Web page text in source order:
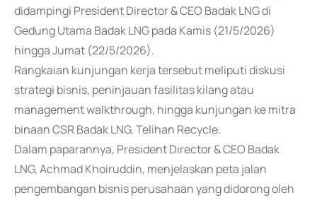
didampingi President Director & CEO Badak LNG di
Gedung Utama Badak LNG pada Kamis (21/5/2026)
hingga Jumat (22/5/2026).
Rangkaian kunjungan kerja tersebut meliputi diskusi
strategi bisnis, peninjauan fasilitas kilang atau
management walkthrough, hingga kunjungan ke mitra
binaan CSR Badak LNG, Telihan Recycle.
Dalam paparannya, President Director & CEO Badak
LNG, Achmad Khoiruddin, menjelaskan peta jalan
pengembangan bisnis perusahaan yang didorong oleh